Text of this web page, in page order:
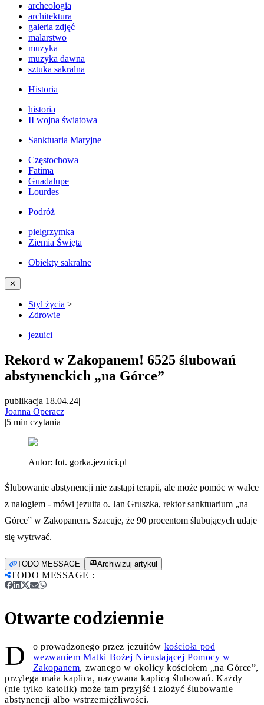
archeologia
architektura
galeria zdjęć
malarstwo
muzyka
muzyka dawna
sztuka sakralna
Historia
historia
II wojna światowa
Sanktuaria Maryjne
Częstochowa
Fatima
Guadalupe
Lourdes
Podróż
pielgrzymka
Ziemia Święta
Obiekty sakralne
✕
Styl życia >
Zdrowie
jezuici
Rekord w Zakopanem! 6525 ślubowań
abstynenckich „na Górce”
publikacja 18.04.24|
Joanna Operacz
|5 min czytania
Autor: fot. gorka.jezuici.pl
Ślubowanie abstynencji nie zastąpi terapii, ale może pomóc w walce
z nałogiem - mówi jezuita o. Jan Gruszka, rektor sanktuarium „na
Górce” w Zakopanem. Szacuje, że 90 procentom ślubujących udaje
się wytrwać.
TODO MESSAGE Archiwizuj artykuł
TODO MESSAGE :
Otwarte codziennie
D o prowadzonego przez jezuitów kościoła pod
wezwaniem Matki Bożej Nieustającej Pomocy w
Zakopanem, zwanego w okolicy kościołem „na Górce”,
przylega mała kaplica, nazywana kaplicą ślubowań. Każdy
(nie tylko katolik) może tam przyjść i złożyć ślubowanie
abstynencji albo wstrzemięźliwości.